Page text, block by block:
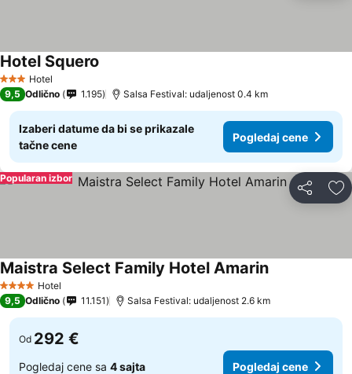
3 Zvezdice
Hotel
Hotel Squero
9,5 Odlično 1.195 Salsa Festival: udaljenost 0.4 km
Izaberi datume da bi se prikazale
tačne cene
Pogledaj cene
Deli
Popularan izbor
4 ZvezdiceHotel
Maistra Select Family Hotel Amarin
9,5 Odlično 11.151 Salsa Festival: udaljenost 2.6 km
Od 292 €
Pogledaj cene sa 4 sajta Pogledaj cene